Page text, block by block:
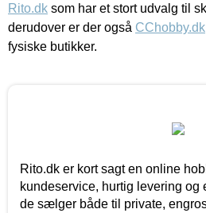
Rito.dk som har et stort udvalg til
derudover er der også CChobby.dk
fysiske butikker.
Rito.dk er kort sagt en online
kundeservice, hurtig levering og
de sælger både til private,